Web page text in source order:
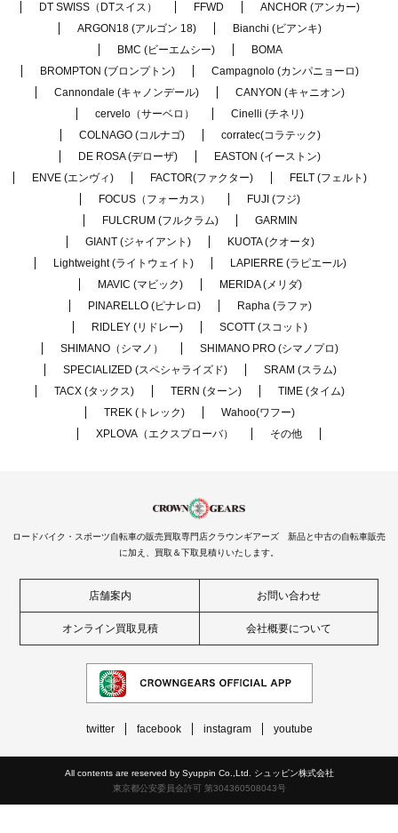
DT SWISS（DTスイス）
FFWD
ANCHOR (アンカー)
ARGON18 (アルゴン 18)
Bianchi (ビアンキ)
BMC (ビーエムシー)
BOMA
BROMPTON (ブロンプトン)
Campagnolo (カンパニョーロ)
Cannondale (キャノンデール)
CANYON (キャニオン)
cervelo（サーベロ）
Cinelli (チネリ)
COLNAGO (コルナゴ)
corratec(コラテック)
DE ROSA (デローザ)
EASTON (イーストン)
ENVE (エンヴィ)
FACTOR(ファクター)
FELT (フェルト)
FOCUS（フォーカス）
FUJI (フジ)
FULCRUM (フルクラム)
GARMIN
GIANT (ジャイアント)
KUOTA (クオータ)
Lightweight (ライトウェイト)
LAPIERRE (ラピエール)
MAVIC (マビック)
MERIDA (メリダ)
PINARELLO (ピナレロ)
Rapha (ラファ)
RIDLEY (リドレー)
SCOTT (スコット)
SHIMANO（シマノ）
SHIMANO PRO (シマノプロ)
SPECIALIZED (スペシャライズド)
SRAM (スラム)
TACX (タックス)
TERN (ターン)
TIME (タイム)
TREK (トレック)
Wahoo(ワフー)
XPLOVA（エクスプローバ）
その他
ロードバイク・スポーツ自転車の販売買取専門店クラウンギアーズ 新品と中古の自転車販売
に加え、買取＆下取見積りいたします。
店舗案内 お問い合わせ
オンライン買取見積 会社概要について
twitter facebook instagram youtube
All contents are reserved by Syuppin Co.,Ltd. シュッピン株式会社
東京都公安委員会許可 第304360508043号